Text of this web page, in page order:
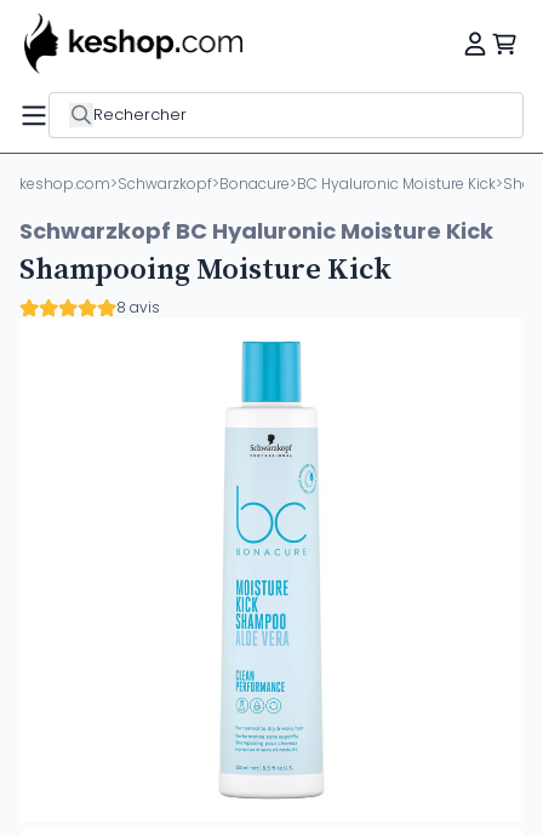
Rechercher
keshop.com>Schwarzkopf>Bonacure>BC Hyaluronic Moisture Kick>
Schwarzkopf BC Hyaluronic Moisture Kick
Shampooing Moisture Kick
8 avis